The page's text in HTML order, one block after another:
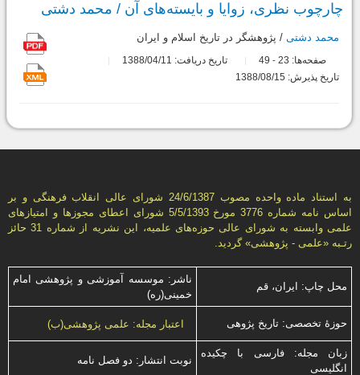
چارچوب نظری، زوایا و بایسته‌های آن / محمد دشتی
محمد دشتی / پژوهشگر در تاريخ اسلام و ايران
صفحه‌ها: 23
-
تاریخ دریافت: 1388/04/11
تاریخ پذیرش: 1388/08/15
به استناد ماده واحده مصوب 24/6/1387 شورای عالی انقلاب فرهنگی و بر
اساس نامه شماره 3776 مورخ 5/5/1393 شورای اعطای مجوزها و امتيازهای
علمی وابسته به شورای عالی حوزه‌های علميه، اين نشريه از شماره 31 حائز
رتـبه «علمی - پژوهشی» گرديد.
محل چاپ: ایران، قم
ناشر: موسسه آموزشی و پژوهشی امام
خمینی(ره)
حوزۀ تخصصی: تاریخ پژوهی اعتبار مجله: علمی پژوهشی(ب)
زبان مجله: فارسی با چكیده
انگلیسی
نوبت انتشار: دو فصل نامه